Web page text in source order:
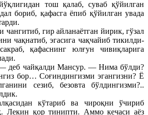
тош қалаб, суваб қўйилган
бориб, қафасга ёпиб қўйилган увада
чангитиб, гир айланаётган йирик, гўзал
чақнатиб, эгасига чақчайиб тикилди-
қафаснинг юлғун чивиқларига
деб чайқалди Мансур. — Нима бўлди?
бор… Соғиндингизми эгангизни? Ё
сезиб, безовта бўлдингизми?..
кўтариб ва чироқни ўчириб
Лекин қор тинипти. Аммо кечаси аёз